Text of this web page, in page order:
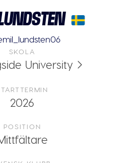
SKOLA
University
2026
POSITION